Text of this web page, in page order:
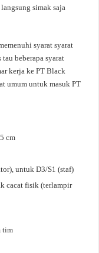
simak saja
syarat syarat
tau beberapa syarat
kerja ke PT Black
umum untuk masuk PT
cm
untuk D3/S1 (staf)
cacat fisik (terlampir
tim